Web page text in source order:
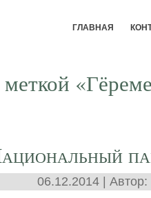
ГЛАВНАЯ
06.12.2014 | Автор: